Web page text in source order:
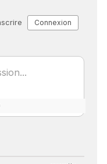
: DES IMAGES
TOUTES LES
2022